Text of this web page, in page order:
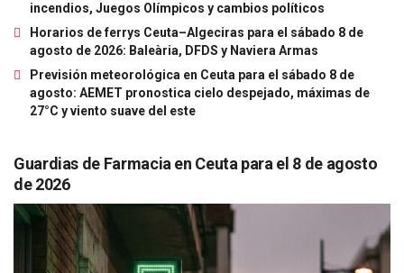
incendios, Juegos Olímpicos y cambios políticos
Horarios de ferrys Ceuta–Algeciras para el sábado 8 de
agosto de 2026: Baleària, DFDS y Naviera Armas
Previsión meteorológica en Ceuta para el sábado 8 de
agosto: AEMET pronostica cielo despejado, máximas de
27°C y viento suave del este
Guardias de Farmacia en Ceuta para el 8 de agosto
de 2026